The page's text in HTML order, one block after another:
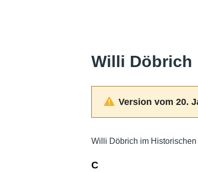
Willi Döbrich
Version vom 20.
Willi Döbrich im
C